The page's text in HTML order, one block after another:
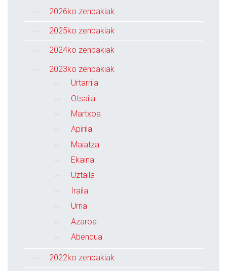
2026ko zenbakiak
2025ko zenbakiak
2024ko zenbakiak
2023ko zenbakiak
Urtarrila
Otsaila
Martxoa
Apirila
Maiatza
Ekaina
Uztaila
Iraila
Urria
Azaroa
Abendua
2022ko zenbakiak